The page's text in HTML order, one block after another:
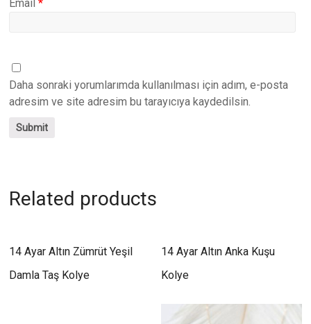
Email*
Daha sonraki yorumlarımda kullanılması için adım, e-posta
adresim ve site adresim bu tarayıcıya kaydedilsin.
Related products
14 Ayar Altın Zümrüt Yeşil
Damla Taş Kolye
14 Ayar Altın Anka Kuşu
Kolye